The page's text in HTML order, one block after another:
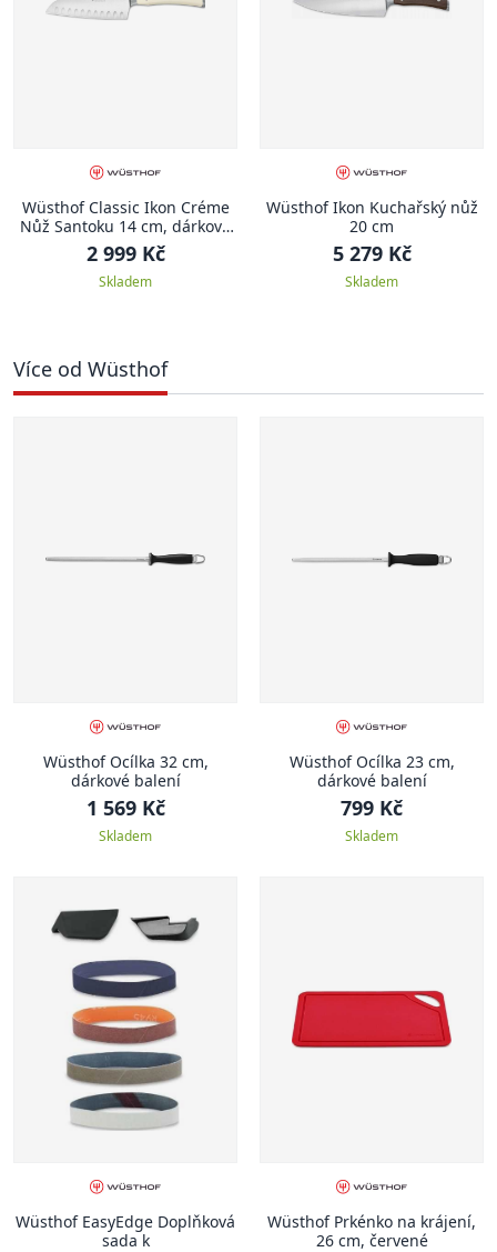
Wüsthof Classic Ikon Créme
Nůž Santoku 14 cm, dárkové
balení
2 999 Kč
Skladem
Wüsthof Ikon Kuchařský nůž
20 cm
5 279 Kč
Skladem
Více od Wüsthof
Wüsthof Ocílka 32 cm,
dárkové balení
1 569 Kč
Skladem
Wüsthof Ocílka 23 cm,
dárkové balení
799 Kč
Skladem
Wüsthof EasyEdge Doplňková
sada k
Wüsthof Prkénko na krájení,
26 cm, červené